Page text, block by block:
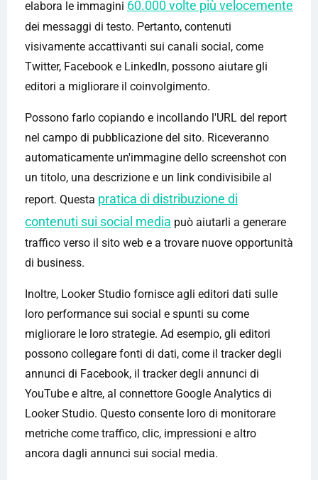
elabora le immagini 60.000 volte più velocemente
dei messaggi di testo. Pertanto, contenuti
visivamente accattivanti sui canali social, come
Twitter, Facebook e LinkedIn, possono aiutare gli
editori a migliorare il coinvolgimento.
Possono farlo copiando e incollando l'URL del report
nel campo di pubblicazione del sito. Riceveranno
automaticamente un'immagine dello screenshot con
un titolo, una descrizione e un link condivisibile al
report. Questa pratica di distribuzione di
contenuti sui social media può aiutarli a generare
traffico verso il sito web e a trovare nuove opportunità
di business.
Inoltre, Looker Studio fornisce agli editori dati sulle
loro performance sui social e spunti su come
migliorare le loro strategie. Ad esempio, gli editori
possono collegare fonti di dati, come il tracker degli
annunci di Facebook, il tracker degli annunci di
YouTube e altre, al connettore Google Analytics di
Looker Studio. Questo consente loro di monitorare
metriche come traffico, clic, impressioni e altro
ancora dagli annunci sui social media.